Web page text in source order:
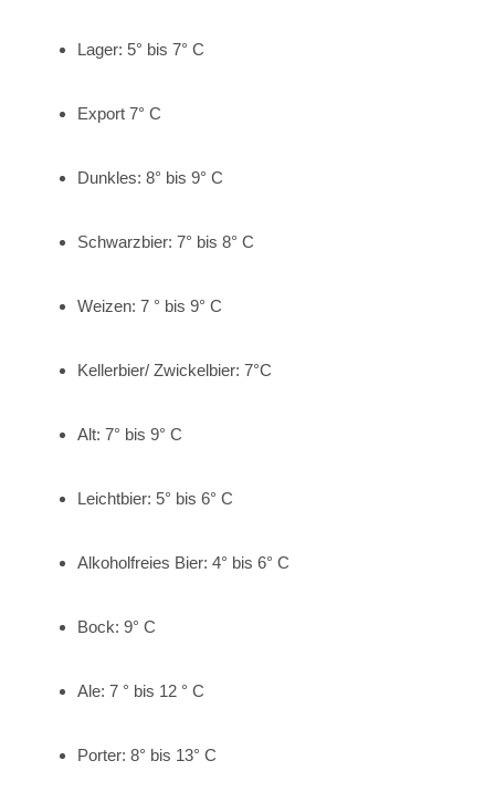
Lager: 5° bis 7° C
Export 7° C
Dunkles: 8° bis 9° C
Schwarzbier: 7° bis 8° C
Weizen: 7 ° bis 9° C
Kellerbier/ Zwickelbier: 7°C
Alt: 7° bis 9° C
Leichtbier: 5° bis 6° C
Alkoholfreies Bier: 4° bis 6° C
Bock: 9° C
Ale: 7 ° bis 12 ° C
Porter: 8° bis 13° C